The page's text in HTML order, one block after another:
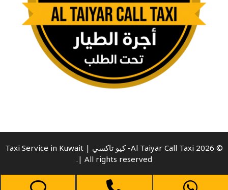
© 2026 Al Taiyar Call Taxi- كيو تاكسي | Taxi Service in Kuwait
| All rights reserved.